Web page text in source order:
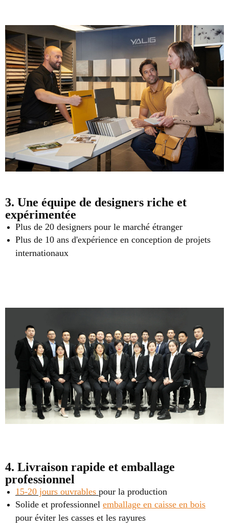
3. Une équipe de designers riche et
expérimentée
Plus de 20 designers pour le marché étranger
Plus de 10 ans d'expérience en conception de projets
internationaux
4. Livraison rapide et emballage
professionnel
15-20 jours ouvrables pour la production
Solide et professionnel emballage en caisse en bois
pour éviter les casses et les rayures